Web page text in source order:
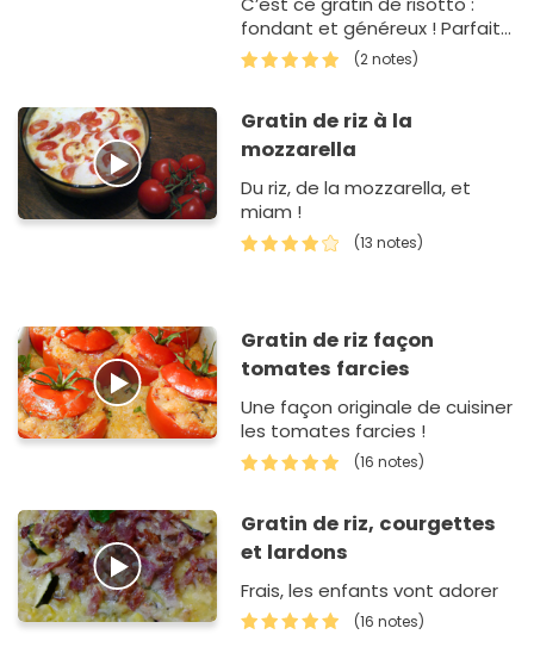
fondant et généreux ! Parfait
pour réchauffer les repa…
(2 notes)
Gratin de riz à la
mozzarella
Du riz, de la mozzarella, et
miam !
(13 notes)
Gratin de riz façon
tomates farcies
Une façon originale de cuisiner
les tomates farcies !
(16 notes)
Gratin de riz, courgettes
et lardons
Frais, les enfants vont adorer
(16 notes)